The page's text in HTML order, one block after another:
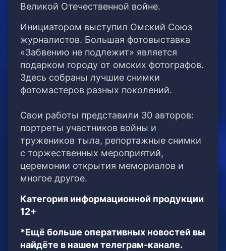
Великой Отечественной войне.
Инициатором выступил Омский Союз
журналистов. Большая фотовыставка
«Забвению не подлежит» является
подарком городу от омских фотографов.
Здесь собраны лучшие снимки
фотомастеров разных поколений.
Свои работы представили 30 авторов:
портреты участников войны и
тружеников тыла, репортажные снимки
с торжественных мероприятий,
церемонии открытия мемориалов и
многое другое.
Категория информационной продукции
12+
*Ещё больше оперативных новостей вы
найдёте в нашем телеграм-канале.